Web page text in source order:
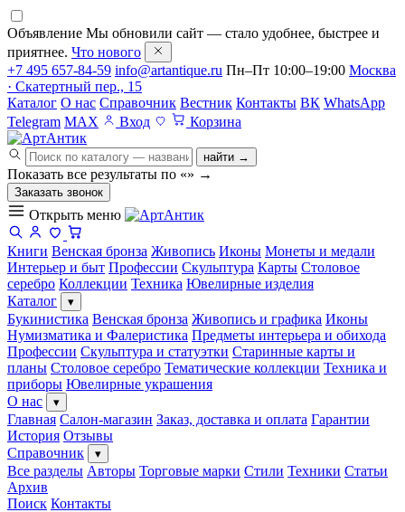
Объявление Мы обновили сайт — стало удобнее, быстрее и
приятнее. Что нового
+7 495 657-84-59 info@artantique.ru Пн–Пт 10:00–19:00 Москва
· Скатертный пер., 15
Каталог О нас Справочник Вестник Контакты ВК WhatsApp
Telegram MAX Вход Корзина
найти →
Показать все результаты по «» →
Заказать звонок
Открыть меню
Книги Венская бронза Живопись Иконы Монеты и медали
Интерьер и быт Профессии Скульптура Карты Столовое
серебро Коллекции Техника Ювелирные изделия
Каталог
▾
Букинистика Венская бронза Живопись и графика Иконы
Нумизматика и Фалеристика Предметы интерьера и обихода
Профессии Скульптура и статуэтки Старинные карты и
планы Столовое серебро Тематические коллекции Техника и
приборы Ювелирные украшения
О нас
▾
Главная Салон-магазин Заказ, доставка и оплата Гарантии
История Отзывы
Справочник
▾
Все разделы Авторы Торговые марки Стили Техники Статьи
Архив
Поиск Контакты